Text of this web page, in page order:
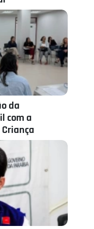
da
com a